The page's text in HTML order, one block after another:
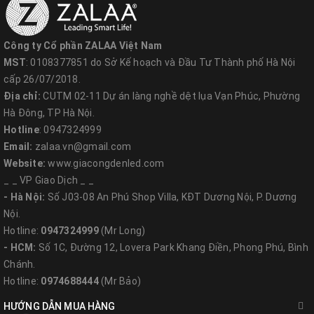
VPGD Hồ Chí Minh:
- Địa chỉ: 20D Trần Hưng Đạo, Phường 7, Quận 5, TP HCM
- Hotline: 0944.840.666 (Mr Danh - GĐCN)
- Email: zalaa.jsc@gmail.com
Chi nhánh Miền Trung - TP. Đà
Nẵng
- Địa chỉ: Số 91 đường Phước Lý 14, P.Hòa Minh, Q.Liên Chiểu, TP
Đà Nẵng
- Email: zalaa.mientrung@gmail.com
- Hotline: 0981.270.333 (Mr N.T. Tý - GĐ Chi nhánh)
- Website:
Công ty Cổ phần ZALAA Việt Nam
MST: 0108377851 do Sở Kế hoạch và Đầu Tư Thành phố Hà Nội
cấp 26/07/2018.
Địa chỉ: CUTM 02-11 Dự án làng nghề dệt lụa Vạn Phúc, Phường
Hà Đông, TP Hà Nội.
Hotline: 0947324999
Email: zalaa.vn@gmail.com
Website:www.giacongdenled.com
_ _ VP Giao Dịch _ _
- Hà Nội: Số J03-08 An Phú Shop Villa, KĐT Dương Nội, P. Dương
Nội.
Hotline: 0947324999(Mr Long)
- HCM: Số 1C, Đường 12, Lovera Park Khang Điền, Phong Phú, Bình
Chánh.
Hotline: 0974688444(Mr Bảo)
HƯỚNG DẪN MUA HÀNG